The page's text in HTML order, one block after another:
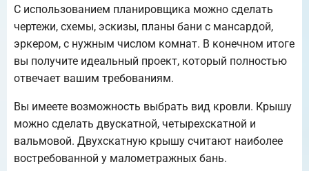
С использованием планировщика можно сделать
чертежи, схемы, эскизы, планы бани с мансардой,
эркером, с нужным числом комнат. В конечном итоге
вы получите идеальный проект, который полностью
отвечает вашим требованиям.
Вы имеете возможность выбрать вид кровли. Крышу
можно сделать двускатной, четырехскатной и
вальмовой. Двухскатную крышу считают наиболее
востребованной у малометражных бань.